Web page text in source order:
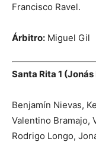
Francisco Ravel.
Árbitro: Miguel Gil
Santa Rita 1 (Jonás
Benjamín Nievas,
Valentino Bramajo,
Rodrigo Longo,